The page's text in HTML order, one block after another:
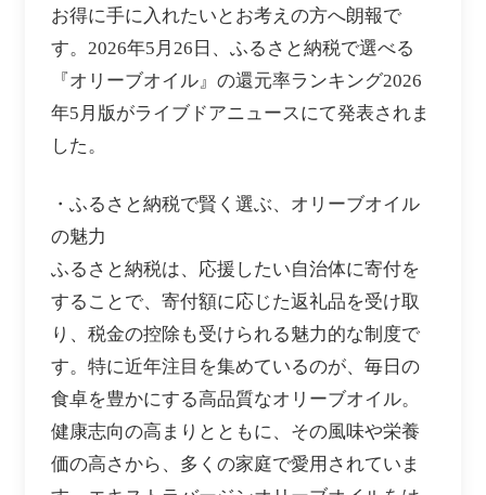
お得に手に入れたいとお考えの方へ朗報で
す。2026年5月26日、ふるさと納税で選べる
『オリーブオイル』の還元率ランキング2026
年5月版がライブドアニュースにて発表されま
した。
・ふるさと納税で賢く選ぶ、オリーブオイル
の魅力
ふるさと納税は、応援したい自治体に寄付を
することで、寄付額に応じた返礼品を受け取
り、税金の控除も受けられる魅力的な制度で
す。特に近年注目を集めているのが、毎日の
食卓を豊かにする高品質なオリーブオイル。
健康志向の高まりとともに、その風味や栄養
価の高さから、多くの家庭で愛用されていま